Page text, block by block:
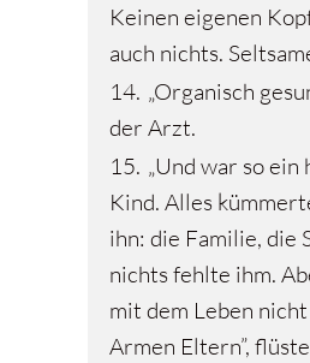
Keinen eigenen
auch nichts.
14. „Organisch
der Arzt.
15. „Und war so ein
Kind. Alles
ihn: die Familie, die
nichts fehlte ihm.
mit dem Leben
Armen Eltern”,